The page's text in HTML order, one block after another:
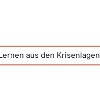
aus den Krisenlagen